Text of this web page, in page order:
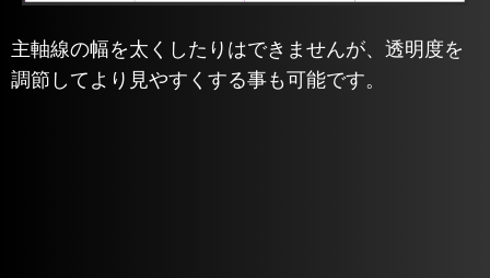
主軸線の幅を太くしたりはできませんが、透明度を
調節してより見やすくする事も可能です。